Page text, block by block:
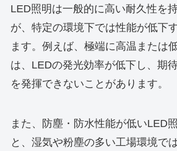
LED照明は一般的に高い耐久性を
が、特定の環境下では性能が低下
ます。例えば、極端に高温または
は、LEDの発光効率が低下し、期
を発揮できないことがあります。
また、防塵・防水性能が低いLED
と、湿気や粉塵の多い工場環境で